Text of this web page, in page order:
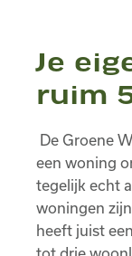
Je
ruim
De Groene
een woning
tegelijk echt
woningen
heeft juist
tot drie